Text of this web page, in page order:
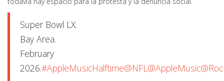
Super Bowl LX.
Bay Area.
February
2026.#AppleMusicHalftime@NFL@AppleMusic